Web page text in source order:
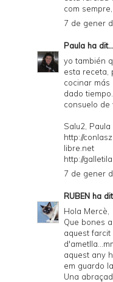
com
7 de gener
Paula ha dit...
yo también
esta receta,
cocinar más
dado
consuelo de
Salu2, Paula
http://
libre.net
http://
7 de gener
RUBEN ha
Hola Mercè,
Que bones
aquest farcit
aquest any
em guardo
Una